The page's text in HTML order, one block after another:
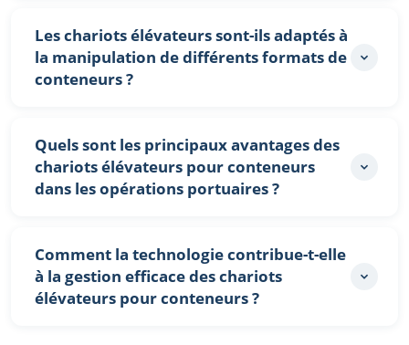
Les chariots élévateurs sont-ils adaptés à
la manipulation de différents formats de
conteneurs ?
Quels sont les principaux avantages des
chariots élévateurs pour conteneurs
dans les opérations portuaires ?
Comment la technologie contribue-t-elle
à la gestion efficace des chariots
élévateurs pour conteneurs ?